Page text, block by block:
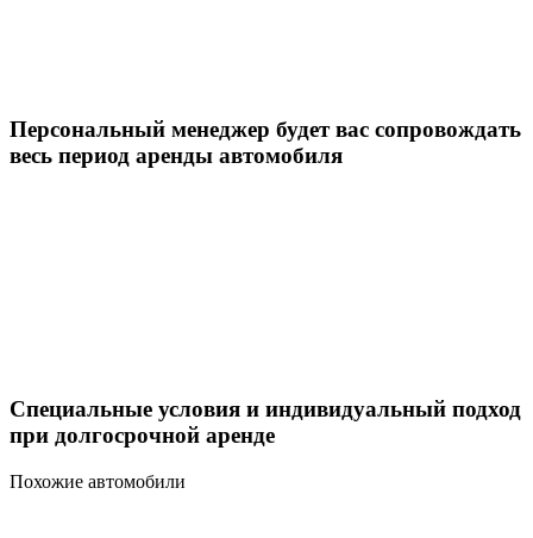
Персональный менеджер будет вас сопровождать
весь период аренды автомобиля
Специальные условия и индивидуальный подход
при долгосрочной аренде
Похожие автомобили